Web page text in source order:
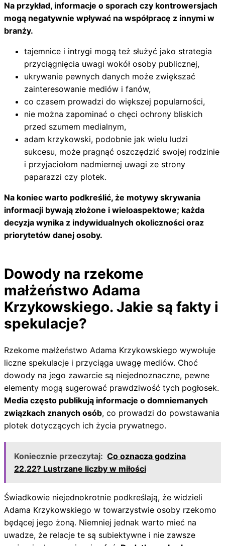
Na przykład, informacje o sporach czy kontrowersjach
mogą negatywnie wpływać na współpracę z innymi w
branży.
tajemnice i intrygi mogą też służyć jako strategia
przyciągnięcia uwagi wokół osoby publicznej,
ukrywanie pewnych danych może zwiększać
zainteresowanie mediów i fanów,
co czasem prowadzi do większej popularności,
nie można zapominać o chęci ochrony bliskich
przed szumem medialnym,
adam krzykowski, podobnie jak wielu ludzi
sukcesu, może pragnąć oszczędzić swojej rodzinie
i przyjaciołom nadmiernej uwagi ze strony
paparazzi czy plotek.
Na koniec warto podkreślić, że motywy skrywania
informacji bywają złożone i wieloaspektowe; każda
decyzja wynika z indywidualnych okoliczności oraz
priorytetów danej osoby.
Dowody na rzekome
małżeństwo Adama
Krzykowskiego. Jakie są fakty i
spekulacje?
Rzekome małżeństwo Adama Krzykowskiego wywołuje
liczne spekulacje i przyciąga uwagę mediów. Choć
dowody na jego zawarcie są niejednoznaczne, pewne
elementy mogą sugerować prawdziwość tych pogłosek.
Media często publikują informacje o domniemanych
związkach znanych osób, co prowadzi do powstawania
plotek dotyczących ich życia prywatnego.
Koniecznie przeczytaj: Co oznacza godzina
22.22? Lustrzane liczby w miłości
Świadkowie niejednokrotnie podkreślają, że widzieli
Adama Krzykowskiego w towarzystwie osoby rzekomo
będącej jego żoną. Niemniej jednak warto mieć na
uwadze, że relacje te są subiektywne i nie zawsze